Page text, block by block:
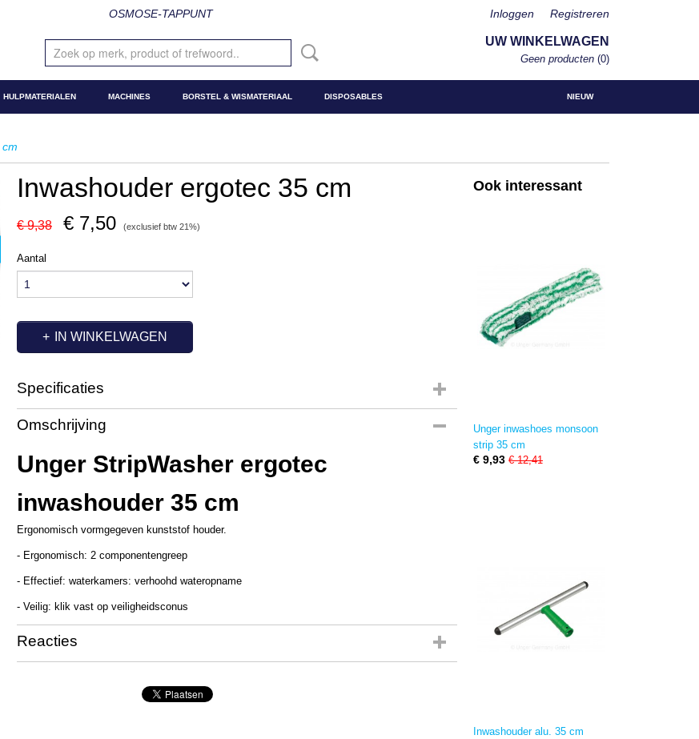
OSMOSE-TAPPUNT Inloggen Registreren
UW WINKELWAGEN
Geen producten (0)
NIEUW
HULPMATERIALEN MACHINES BORSTEL & WISMATERIAAL DISPOSABLES
Inwashouder ergotec 35 cm
€ 9,38 € 7,50 (exclusief btw 21%)
Aantal
IN WINKELWAGEN
Specificaties
Productcode
Productcode leverancier
Omschrijving
Unger StripWasher ergotec
inwashouder 35 cm
Ergonomisch vormgegeven kunststof houder.
- Ergonomisch: 2 componentengreep
- Effectief: waterkamers: verhoohd wateropname
- Veilig: klik vast op veiligheidsconus
Reacties
Ook interessant
Unger inwashoes monsoon
strip 35 cm
€ 9,93 € 12,41
Inwashouder alu. 35 cm